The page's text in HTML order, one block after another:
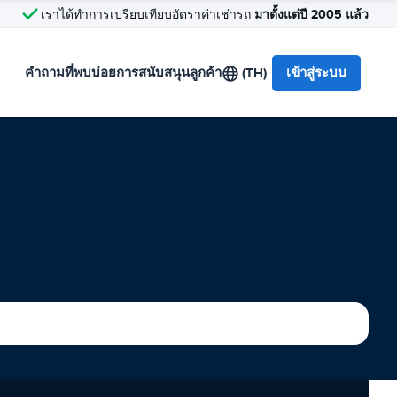
เราได้ทำการเปรียบเทียบอัตราค่าเช่ารถ มาตั้งแต่ปี 2005 แล้ว
คำถามที่พบบ่อยการสนับสนุนลูกค้า (TH) เข้าสู่ระบบ